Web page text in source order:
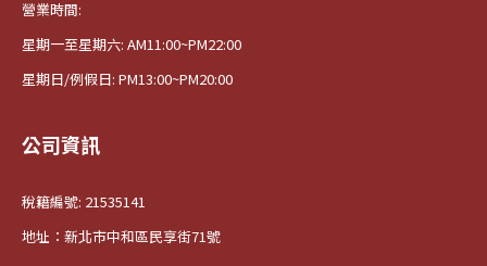
營業時間:
星期一至星期六: AM11:00~PM22:00
星期日/例假日: PM13:00~PM20:00
公司資訊
稅籍編號: 21535141
地址：新北市中和區民享街71號